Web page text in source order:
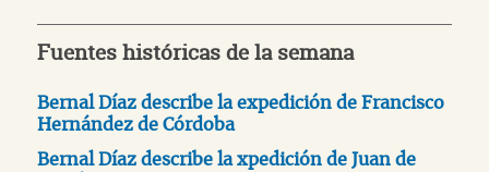
Fuentes históricas de la semana
Bernal Díaz describe la expedición de Francisco
Hernández de Córdoba
Bernal Díaz describe la xpedición de Juan de